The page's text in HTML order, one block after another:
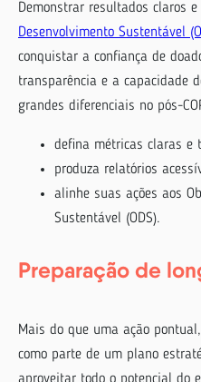
Demonstrar resultados claros
Desenvolvimento Sustentável
conquistar a confiança de
transparência e a capacidade
grandes diferenciais no pós-
defina métricas claras e
produza relatórios
alinhe suas ações aos
Sustentável (ODS).
Preparação de
Mais do que uma ação
como parte de um plano